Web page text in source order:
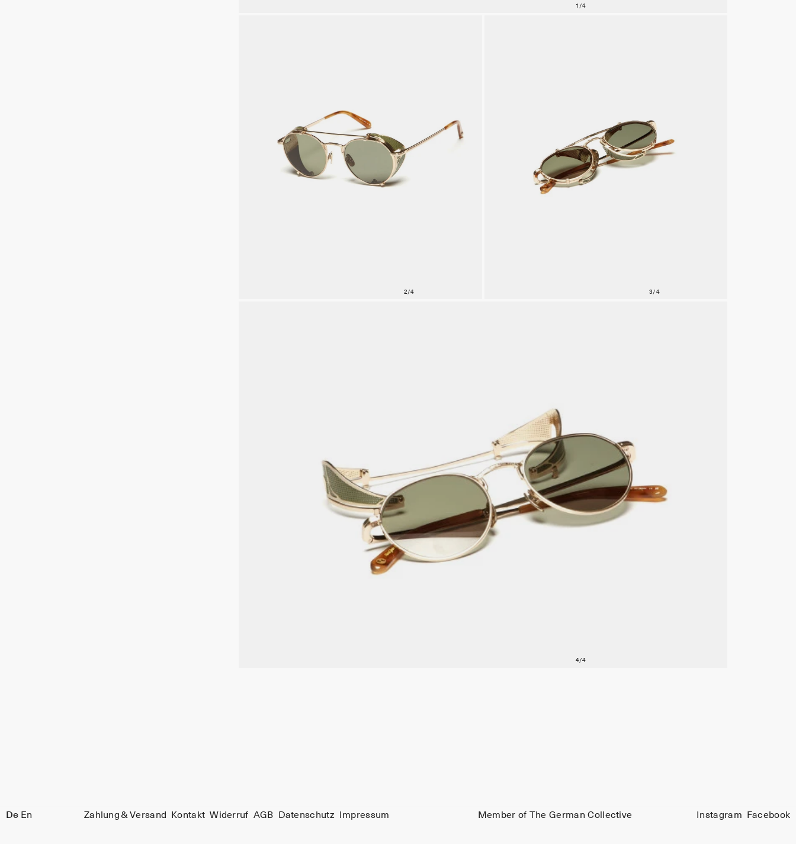
De En Zahlung & Versand Kontakt Widerruf AGB Datenschutz Impressum Member of The German Collective Instagram Facebook